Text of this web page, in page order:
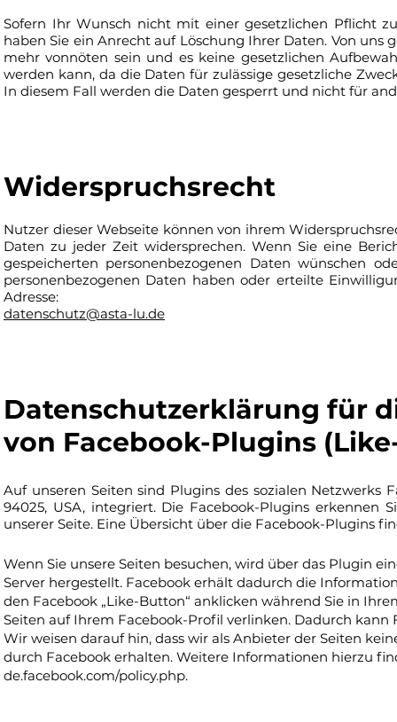
Sofern Ihr Wunsch nicht mit einer gesetzlichen Pflicht
haben Sie ein Anrecht auf Löschung Ihrer Daten. Von
mehr vonnöten sein und es keine gesetzlichen
werden kann, da die Daten für zulässige gesetzliche
In diesem Fall werden die Daten gesperrt und nicht für
Widerspruchsrecht
Nutzer dieser Webseite können von ihrem
Daten zu jeder Zeit widersprechen. Wenn Sie eine
gespeicherten personenbezogenen Daten wünschen
personenbezogenen Daten haben oder erteilte
Adresse:
datenschutz@asta-lu.de
Datenschutzerklärung für
von Facebook-Plugins
Auf unseren Seiten sind Plugins des sozialen Netzwerks
94025, USA, integriert. Die Facebook-Plugins erkennen
unserer Seite. Eine Übersicht über die Facebook-Plugins
Wenn Sie unsere Seiten besuchen, wird über das Plugin
Server hergestellt. Facebook erhält dadurch die
den Facebook „Like-Button“ anklicken während Sie in
Seiten auf Ihrem Facebook-Profil verlinken. Dadurch
Wir weisen darauf hin, dass wir als Anbieter der Seiten
durch Facebook erhalten. Weitere Informationen hierzu
de.facebook.com/policy.php.